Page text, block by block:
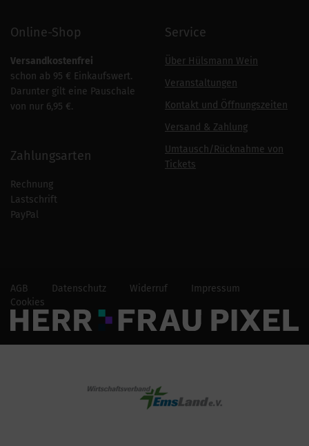
Online-Shop
Versandkostenfrei
schon ab 95 € Einkaufswert.
Darunter gilt eine Pauschale
von nur 6,95 €.
Zahlungsarten
Rechnung
Lastschrift
PayPal
Service
Über Hülsmann Wein
Veranstaltungen
Kontakt und Öffnungszeiten
Versand & Zahlung
Umtausch/Rücknahme von
Tickets
AGB Datenschutz Widerruf
Impressum
Cookies